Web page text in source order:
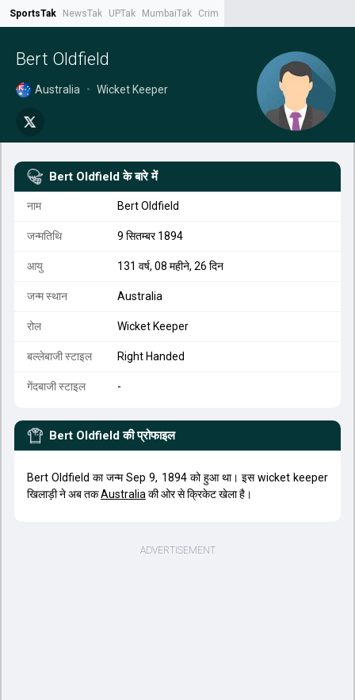
SportsTak NewsTak UPTak MumbaiTak CrimeTak
Bert Oldfield
Australia • Wicket Keeper
Bert Oldfield के बारे में
नाम Bert Oldfield
जन्मतिथि 9 सितम्बर 1894
आयु 131 वर्ष, 08 महीने, 26 दिन
जन्म स्थान Australia
रोल Wicket Keeper
बल्लेबाजी स्टाइल Right Handed
गेंदबाजी स्टाइल -
Bert Oldfield की प्रोफाइल
Bert Oldfield का जन्म Sep 9, 1894 को हुआ था। इस wicket keeper
खिलाड़ी ने अब तकAustralia की ओर से क्रिकेट खेला है।